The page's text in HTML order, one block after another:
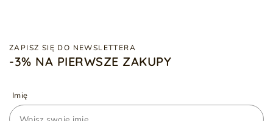
ZAPISZ SIĘ DO NEWSLETTERA
-3% NA PIERWSZE ZAKUPY
Imię